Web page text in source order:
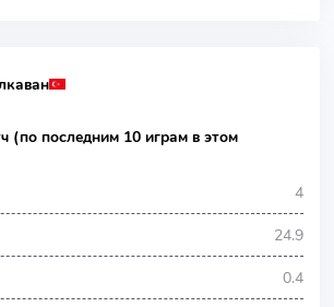
(по последним 10 играм в этом
4
24.9
0.4